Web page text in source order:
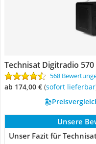
Technisat Digitradio 570
568
ab 174,00 € ( Sofort lieferbar
Unsere
Unser Fazit für